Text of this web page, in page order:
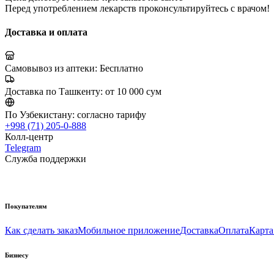
Перед употреблением лекарств проконсультируйтесь с врачом!
Доставка и оплата
Самовывоз из аптеки: Бесплатно
Доставка по Ташкенту: от 10 000 сум
По Узбекистану: согласно тарифу
+998 (71) 205-0-888
Колл-центр
Telegram
Служба поддержки
Покупателям
Как сделать заказМобильное приложениеДоставкаОплата
Бизнесу